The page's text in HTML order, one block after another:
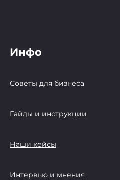
Инфо
Советы для бизнеса
Гайды и инструкции
Наши кейсы
Интервью и мнения